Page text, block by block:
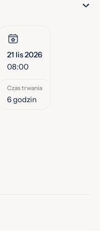
21 lis 2026
08:00
Czas trwania
6 godzin